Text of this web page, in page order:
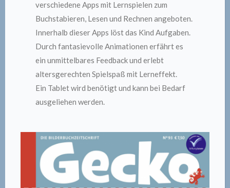
verschiedene Apps mit Lernspielen zum
Buchstabieren, Lesen und Rechnen angeboten.
Innerhalb dieser Apps löst das Kind Aufgaben.
Durch fantasievolle Animationen erfährt es
ein unmittelbares Feedback und erlebt
altersgerechten Spielspaß mit Lerneffekt.
Ein Tablet wird benötigt und kann bei Bedarf
ausgeliehen werden.